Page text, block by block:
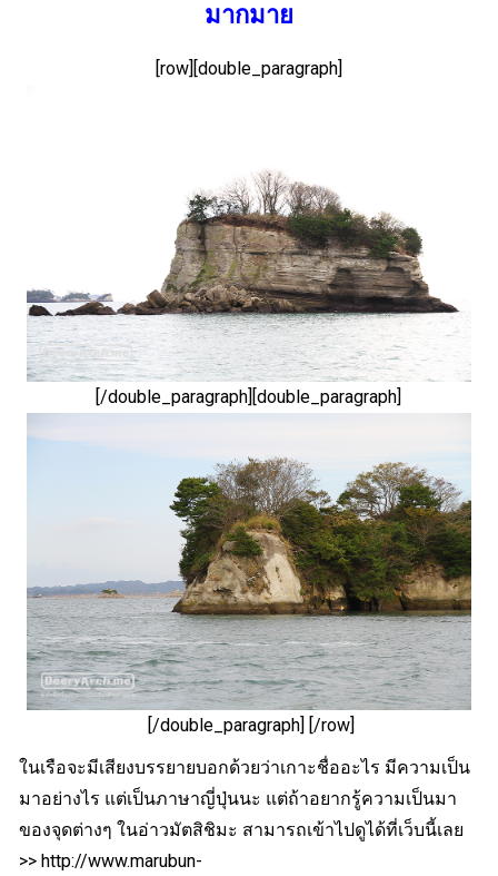
มากมาย
[row][double_paragraph]
[/double_paragraph][double_paragraph]
[/double_paragraph] [/row]
ในเรือจะมีเสียงบรรยายบอกด้วยว่าเกาะชื่ออะไร มีความเป็น
มาอย่างไร แต่เป็นภาษาญี่ปุ่นนะ แต่ถ้าอยากรู้ความเป็นมา
ของจุดต่างๆ ในอ่าวมัตสิชิมะ สามารถเข้าไปดูได้ที่เว็บนี้เลย
>>http://www.marubun-